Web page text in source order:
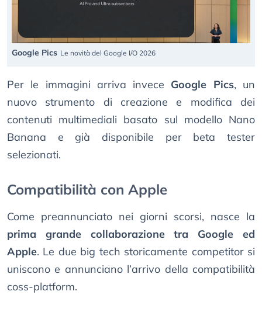
Google Pics Le novità del Google I/O 2026
Per le immagini arriva invece Google Pics, un
nuovo strumento di creazione e modifica dei
contenuti multimediali basato sul modello Nano
Banana e già disponibile per beta tester
selezionati.
Compatibilità con Apple
Come preannunciato nei giorni scorsi, nasce la
prima grande collaborazione tra Google ed
Apple. Le due big tech storicamente competitor si
uniscono e annunciano l’arrivo della compatibilità
coss-platform.